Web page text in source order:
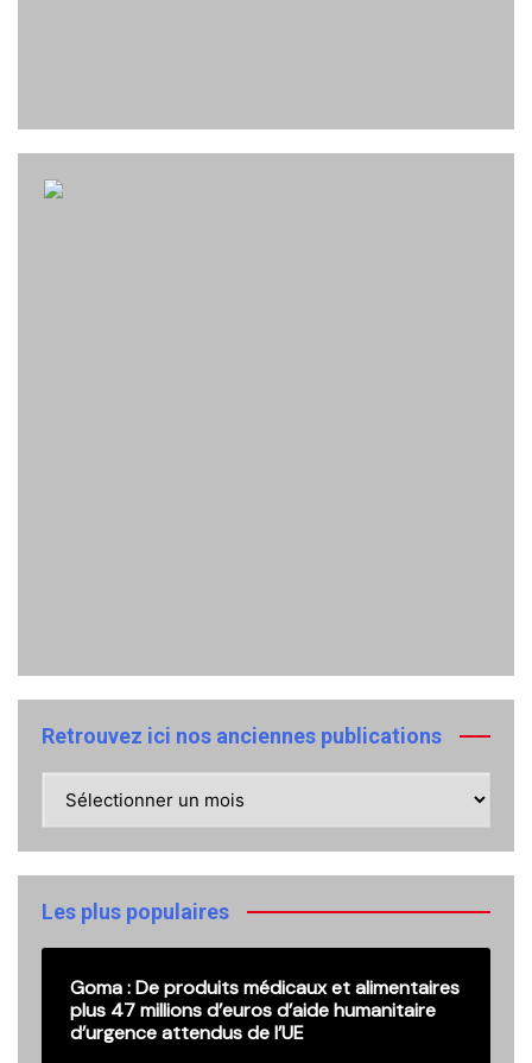
Retrouvez ici nos anciennes publications
anciennes
publications
Les plus populaires
Goma : De produits médicaux et alimentaires
plus 47 millions d’euros d’aide humanitaire
d’urgence attendus de l’UE